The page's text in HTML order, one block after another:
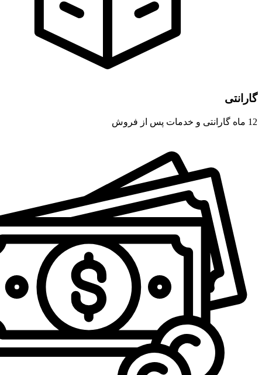
گارانتی
12 ماه گارانتی و خدمات پس از فروش